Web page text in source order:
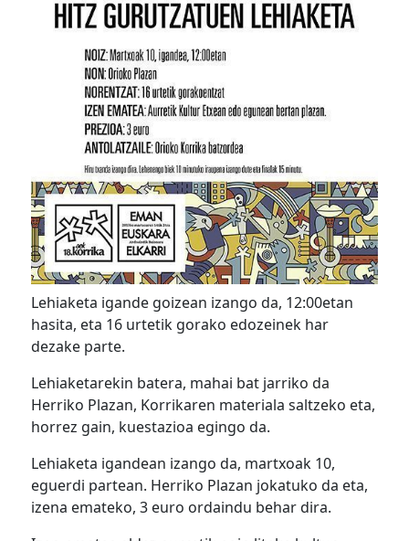
Lehiaketa igande goizean izango da, 12:00etan
hasita, eta 16 urtetik gorako edozeinek har
dezake parte.
Lehiaketarekin batera, mahai bat jarriko da
Herriko Plazan, Korrikaren materiala saltzeko eta,
horrez gain, kuestazioa egingo da.
Lehiaketa igandean izango da, martxoak 10,
eguerdi partean. Herriko Plazan jokatuko da eta,
izena emateko, 3 euro ordaindu behar dira.